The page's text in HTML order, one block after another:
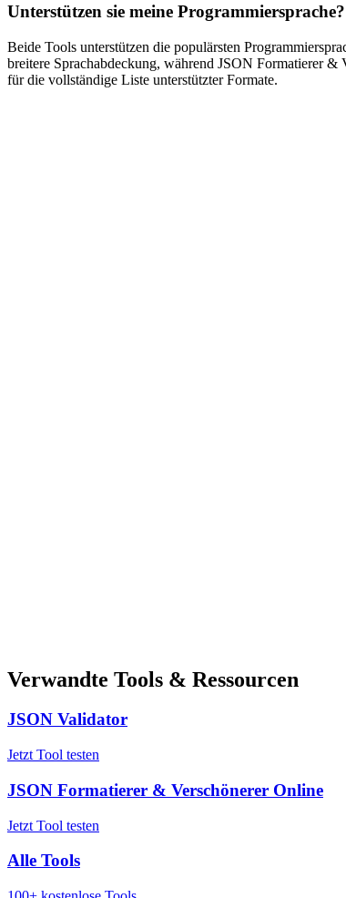
Unterstützen sie meine Programmiersprache?
Beide Tools unterstützen die populärsten
breitere Sprachabdeckung, während JSON Formatierer
für die vollständige Liste unterstützter Formate.
Verwandte Tools & Ressourcen
JSON Validator
Jetzt Tool testen
JSON Formatierer & Verschönerer Online
Jetzt Tool testen
Alle Tools